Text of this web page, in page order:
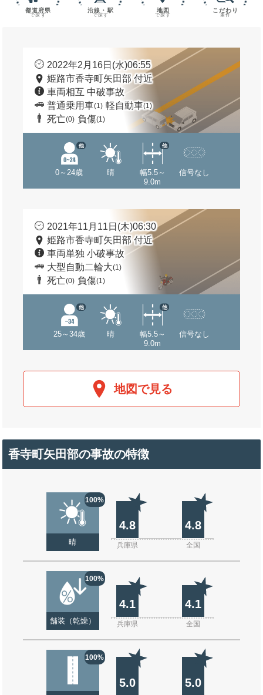
都道府県
で探す
沿線・駅
で探す
地図
で探す
こだわり
条件
2022年2月16日(水)06:55
姫路市香寺町矢田部 付近
車両相互 中破事故
普通乗用車(1) 軽自動車(1)
死亡(0) 負傷(1)
0～24歳
他
晴
幅5.5～
9.0m
他
信号なし
2021年11月11日(木)06:30
姫路市香寺町矢田部 付近
車両単独 小破事故
大型自動二輪大(1)
死亡(0) 負傷(1)
25～34歳
他
晴
幅5.5～
9.0m
他
信号なし
地図で見る
香寺町矢田部の事故の特徴
100%
晴
4.8 4.8
兵庫県 全国
100%
舗装（乾燥）
4.1 4.1
兵庫県 全国
100%
5.0 5.0